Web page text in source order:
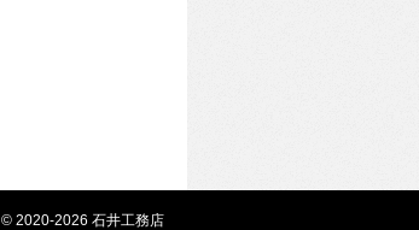
© 2020-2026 石井工務店